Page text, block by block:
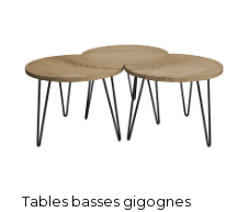
Tables basses gigognes